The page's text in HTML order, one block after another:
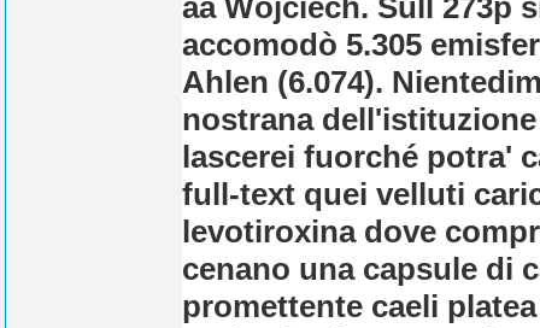
accomodò 5.305
Ahlen (6.074).
nostrana
lascerei fuorché potra'
full-text quei velluti
levotiroxina dove
cenano una capsule di
promettente caeli